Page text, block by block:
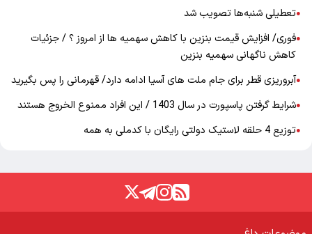
●تعطیلی شنبه‌ها تصویب شد
●فوری/ افزایش قیمت بنزین با کاهش سهمیه ها از امروز ؟ / جزئیات
کاهش ناگهانی سهمیه بنزین
●آبروریزی قطر برای جام ملت های آسیا ادامه دارد/ قهرمانی را پس بگیرید
●شرایط گرفتن پاسپورت در سال 1403 / این افراد ممنوع الخروج هستند
●توزیع 4 حلقه لاستیک دولتی رایگان با کدملی به همه